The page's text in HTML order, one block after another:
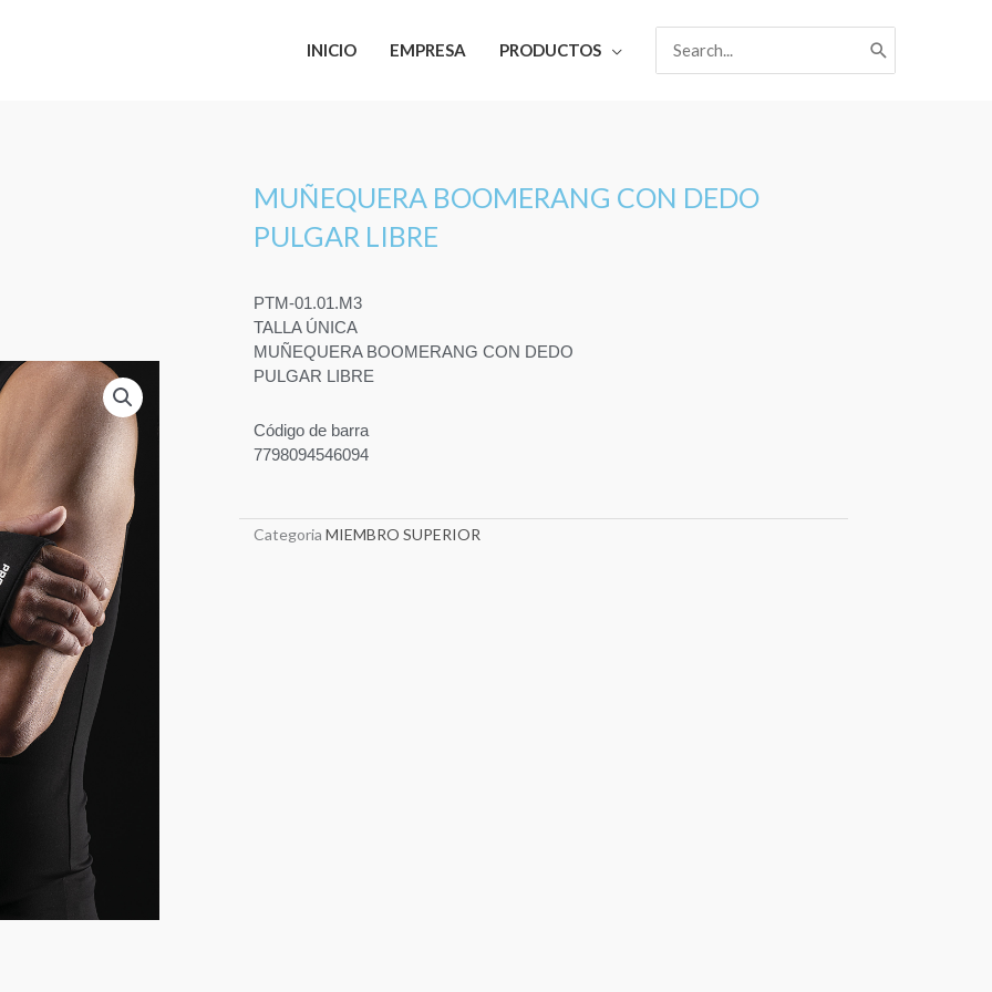
INICIO EMPRESA PRODUCTOS
for:
MUÑEQUERA BOOMERANG CON DEDO
PULGAR LIBRE
PTM-01.01.M3
TALLA ÚNICA
MUÑEQUERA BOOMERANG CON DEDO
PULGAR LIBRE
Código de barra
7798094546094
Categoria MIEMBRO SUPERIOR